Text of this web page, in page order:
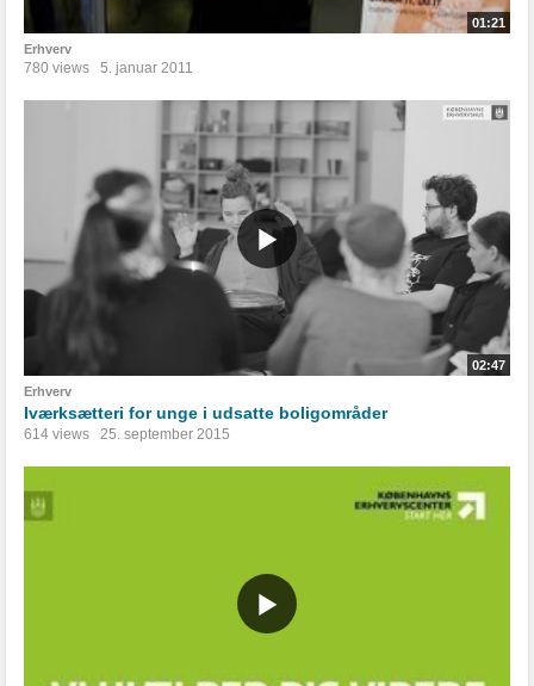
01:21
Erhverv
780 views 5. januar 2011
02:47
Erhverv
Iværksætteri for unge i udsatte boligområder
614 views 25. september 2015